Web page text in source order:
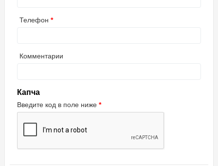
Телефон
Комментарии
Капча
Введите код в поле ниже